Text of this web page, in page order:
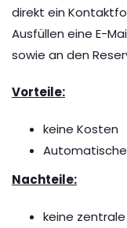
direkt ein
Ausfüllen eine E-
sowie an den
Vorteile:
keine Kosten
Nachteile:
keine